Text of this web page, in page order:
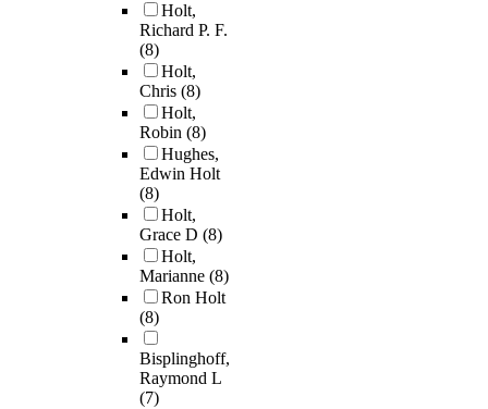
Holt,
Richard P. F.
(8)
Holt,
Chris (8)
Holt,
Robin (8)
Hughes,
Edwin Holt
(8)
Holt,
Grace D (8)
Holt,
Marianne (8)
Ron Holt
(8)
Bisplinghoff,
Raymond L
(7)